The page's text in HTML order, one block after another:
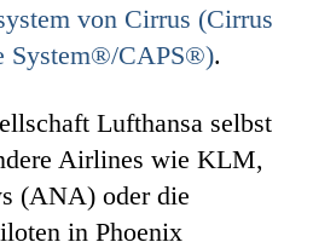
von Cirrus (Cirrus
System®/CAPS®).
Lufthansa selbst
Airlines wie KLM,
(ANA) oder die
in Phoenix